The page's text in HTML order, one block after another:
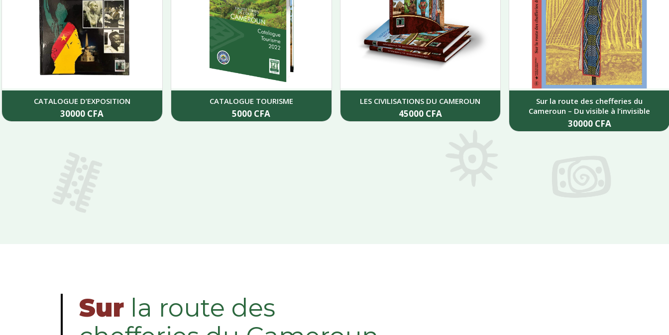
CATALOGUE D’EXPOSITION
30000 CFA
CATALOGUE TOURISME
5000 CFA
LES CIVILISATIONS DU CAMEROUN
45000 CFA
Sur la route des chefferies du
Cameroun – Du visible à l’invisible
30000 CFA
Sur la route des